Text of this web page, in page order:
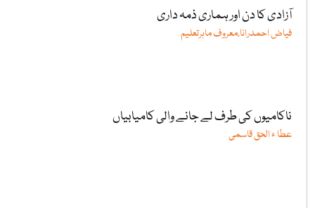
آزادی کا دن اور ہماری ذمہ داری
فیاض احمدرانا،معروف ماہرتعلیم
ناکامیوں کی طرف لے جانے والی کامیابیاں
عطا ء الحق قاسمی